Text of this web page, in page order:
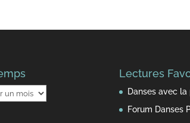
Lectures
Danses avec
Forum Danses